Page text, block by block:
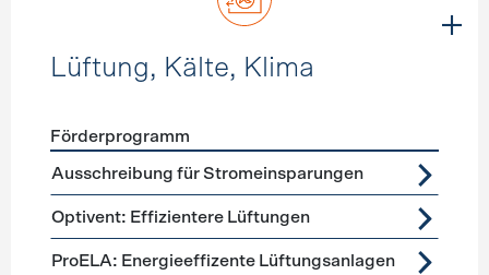
Lüftung, Kälte, Klima
Förderprogramme Lüftung, Kälte, Klima
Förderprogramm
Ausschreibung für Stromeinsparungen
Optivent: Effizientere Lüftungen
ProELA: Energieeffizente Lüftungsanlagen